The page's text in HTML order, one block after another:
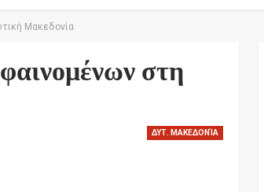
Μακεδονία
στη
ΔΥΤ. ΜΑΚΕΔΟΝΊΑ